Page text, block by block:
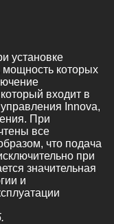
установке
мощность которых
входит в
Innova,
При
все
что подача
при
значительная
и